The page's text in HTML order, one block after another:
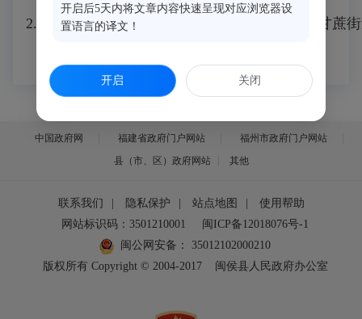
2. 面试地点：闽侯县实验中学（地址：闽侯县甘蔗
中国政府网 福建省政府门户网站
福州市政府门户网站
县（市、区）政府网站
其他
联系我们 隐私保护 站点地图
使用帮助
网站标识码：3501210001
闽ICP备12018076号-1
闽公网安备：
35012102000210
版权所有 Copyright © 2004-2017
闽侯县人民政府办公室
开启后5天内将文章内容快速呈现对应浏览器设
置语言的译文！
开启 关闭